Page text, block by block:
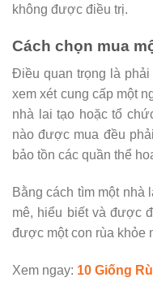
không được điều trị.
Cách chọn mua
Điều quan trọng là
xem xét cung cấp một
nhà lai tạo hoặc tổ
nào được mua đều
bảo tồn các quần thể
Bằng cách tìm một nhà
mê, hiểu biết và được
được một con rùa khỏe
Xem ngay: 10 Giống